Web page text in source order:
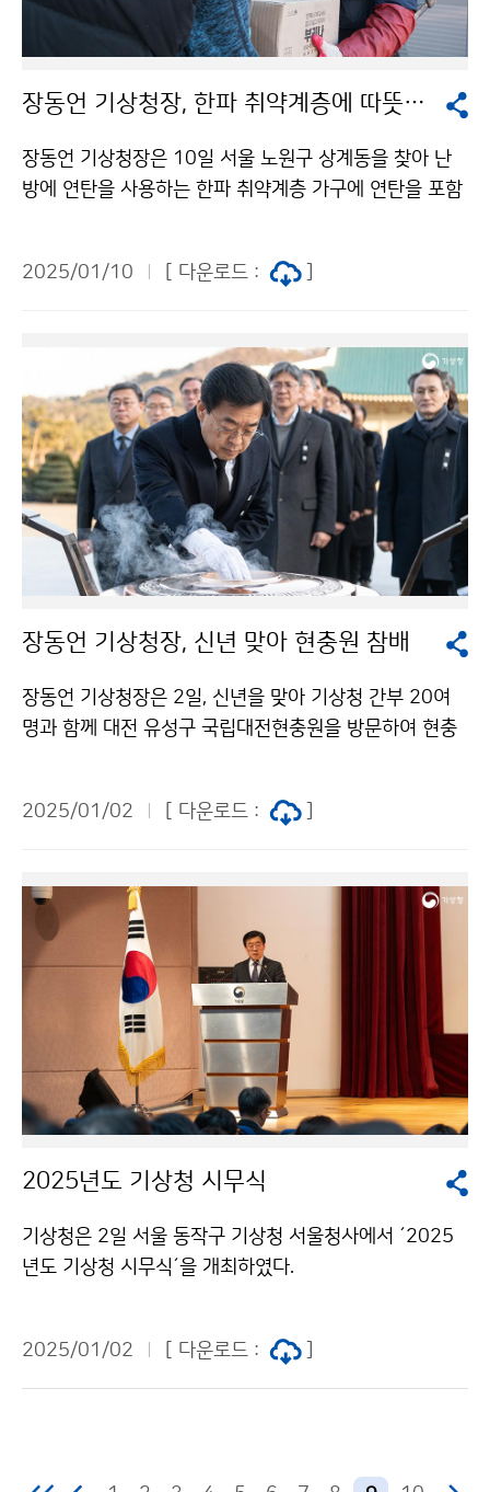
장동언 기상청장, 한파 취약계층에 따뜻한 손길
장동언 기상청장은 10일 서울 노원구 상계동을 찾아 난
방에 연탄을 사용하는 한파 취약계층 가구에 연탄을 포함
통하는 시간을 가졌다.
2025/01/10 [ 다운로드 :
장동언 기상청장, 신년 맞아 현충원 참배
장동언 기상청장은 2일, 신년을 맞아 기상청 간부 20여
명과 함께 대전 유성구 국립대전현충원을 방문하여 현충
2025/01/02 [ 다운로드 :
2025년도 기상청 시무식
기상청은 2일 서울 동작구 기상청 서울청사에서 ´2025
년도 기상청 시무식´을 개최하였다.
2025/01/02 [ 다운로드 :